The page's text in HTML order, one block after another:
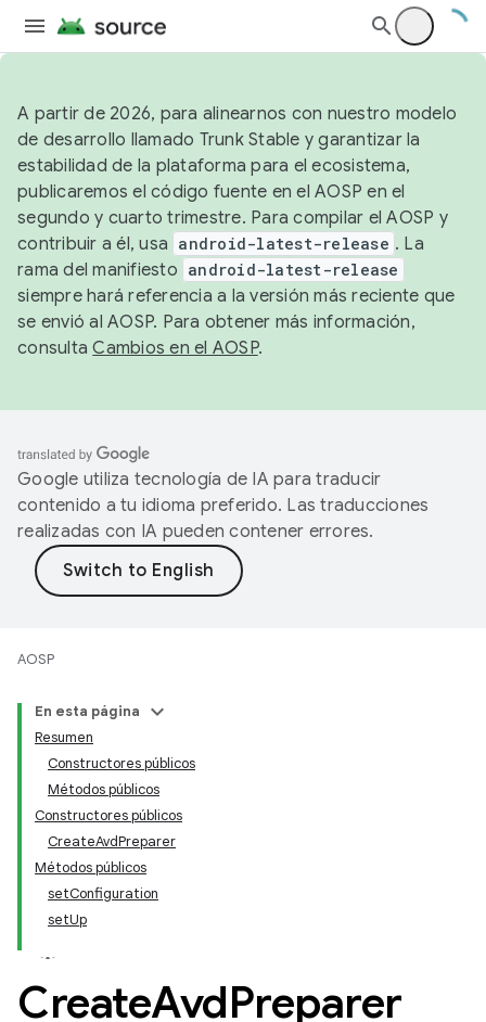
A partir de 2026, para alinearnos con nuestro modelo
de desarrollo llamado Trunk Stable y garantizar la
estabilidad de la plataforma para el ecosistema,
publicaremos el código fuente en el AOSP en el
segundo y cuarto trimestre. Para compilar el AOSP y
contribuir a él, usa android-latest-release . La
rama del manifiesto android-latest-release
siempre hará referencia a la versión más reciente que
se envió al AOSP. Para obtener más información,
consultaCambios en el AOSP.
Google utiliza tecnología de IA para traducir
contenido a tu idioma preferido. Las traducciones
realizadas con IA pueden contener errores.
AOSP
En esta página
Resumen
Constructores públicos
Métodos públicos
Constructores públicos
CreateAvdPreparer
Métodos públicos
setConfiguration
setUp
CreateAvdPreparer